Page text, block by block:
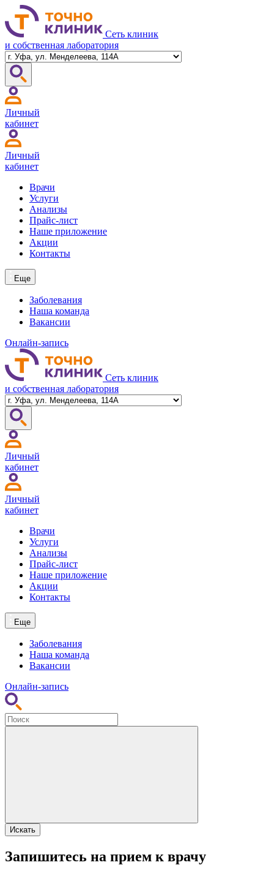
Сеть клиник
и собственная лаборатория
Личный
кабинет
Личный
кабинет
Врачи
Услуги
Анализы
Прайс-лист
Наше приложение
Акции
Контакты
Еще
Заболевания
Наша команда
Вакансии
Онлайн-запись
Сеть клиник
и собственная лаборатория
Личный
кабинет
Личный
кабинет
Врачи
Услуги
Анализы
Прайс-лист
Наше приложение
Акции
Контакты
Еще
Заболевания
Наша команда
Вакансии
Онлайн-запись
Искать
Запишитесь на прием к врачу